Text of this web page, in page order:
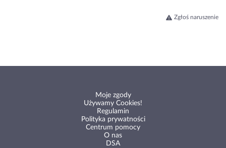
Zgłoś naruszenie
Moje zgody
Używamy Cookies!
Regulamin
Polityka prywatności
Centrum pomocy
O nas
DSA